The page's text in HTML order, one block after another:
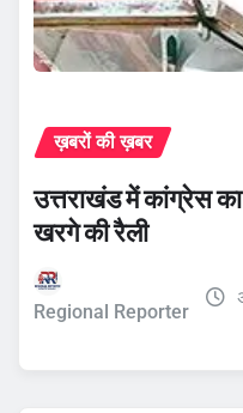
ख़बरों की ख़बर
उत्तराखंड में कांग्रेस
खरगे की रैली
Regional Reporter